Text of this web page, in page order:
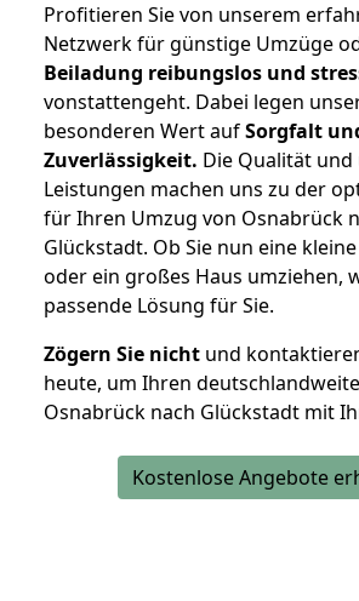
Profitieren Sie von unserem
Netzwerk für günstige Umzüge
Beiladung reibungslos und
vonstattengeht. Dabei legen
besonderen Wert aufSorgfalt
Zuverlässigkeit. Die Qualität
Leistungen machen uns zu der
für Ihren Umzug von Osnabrück
Glückstadt. Ob Sie nun eine
oder ein großes Haus umziehen,
passende Lösung für Sie.
Zögern Sie nicht und
heute, um Ihren
Osnabrück nach Glückstadt mit
Kostenlose Angebote